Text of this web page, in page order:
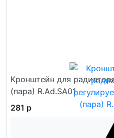
Кронштейн для
(пара) R.Ad.SA01
281 р